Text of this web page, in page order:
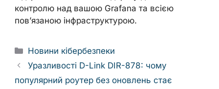
контролю над вашою Grafana та всією
пов’язаною інфраструктурою.
Categories
Новини кібербезпеки
Уразливості D-Link DIR-878: чому
популярний роутер без оновлень стає